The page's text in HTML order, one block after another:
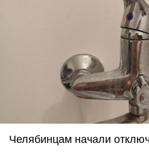
Челябинцам начали